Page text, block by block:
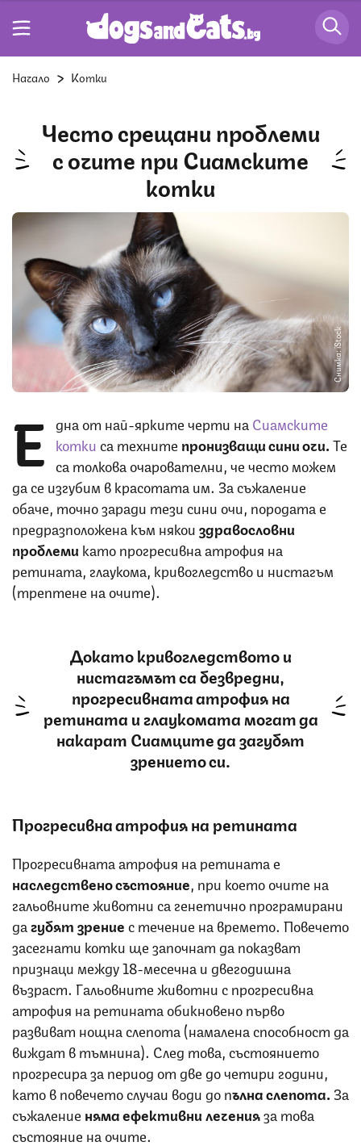
Начало Котки
Често срещани проблеми
с очите при Сиамските
котки
Снимка: iStock
Е дна от най-ярките черти на Сиамските
коткиса техните пронизващи сини очи.Те
са толкова очарователни, че често можем
да се изгубим в красотата им. За съжаление
обаче, точно заради тези сини очи, породата е
предразположена към някоиздравословни
проблеми като прогресивна атрофия на
ретината, глаукома, кривогледство и нистагъм
(трептене на очите).
Докато кривогледството и
нистагъмът са безвредни,
прогресивната атрофия на
ретината и глаукомата могат да
накарат Сиамците да загубят
зрението си.
Прогресивна атрофия на ретината
Прогресивната атрофия на ретината е
наследствено състояние , при което очите на
гальовните животни са генетично програмирани
дагубят зрениес течение на времето. Повечето
засегнати котки ще започнат да показват
признаци между 18-месечна и двегодишна
възраст. Гальовните животни с прогресивна
атрофия на ретината обикновено първо
развиват нощна слепота (намалена способност да
виждат в тъмнина). След това, състоянието
прогресира за период от две до четири години,
като в повечето случаи води до пълна слепота. За
съжаление няма ефективни леченияза това
състояние на очите.